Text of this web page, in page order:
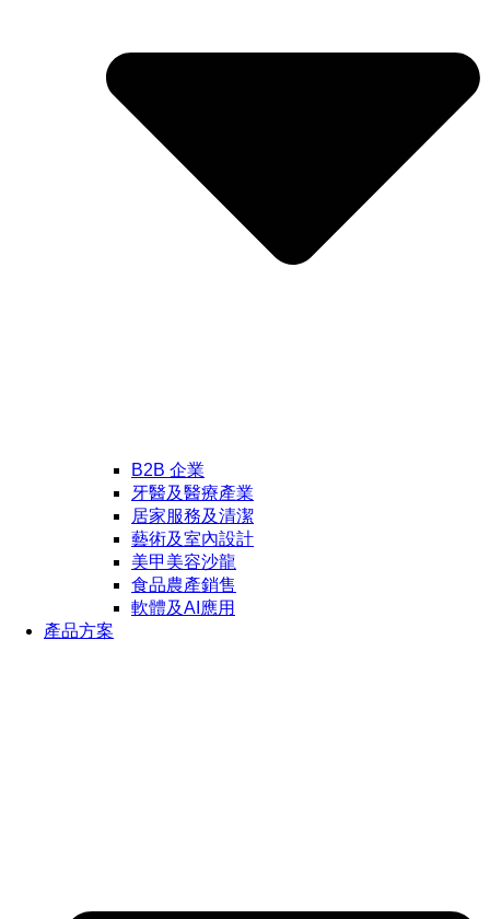
B2B 企業
牙醫及醫療產業
居家服務及清潔
藝術及室內設計
美甲美容沙龍
食品農產銷售
軟體及AI應用
產品方案